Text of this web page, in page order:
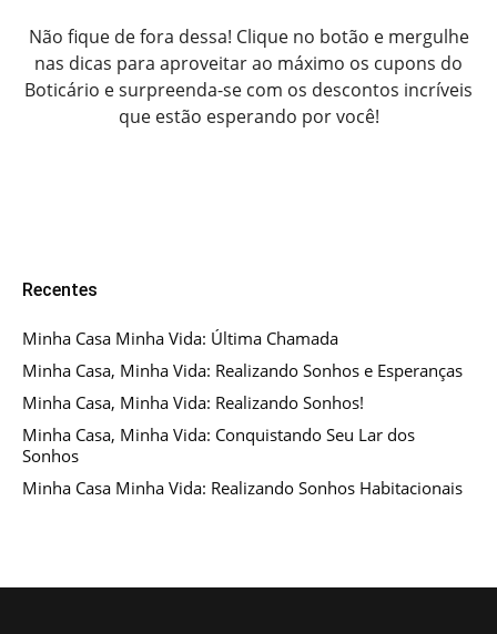
Não fique de fora dessa! Clique no botão e mergulhe
nas dicas para aproveitar ao máximo os cupons do
Boticário e surpreenda-se com os descontos incríveis
que estão esperando por você!
Recentes
Minha Casa Minha Vida: Última Chamada
Minha Casa, Minha Vida: Realizando Sonhos e Esperanças
Minha Casa, Minha Vida: Realizando Sonhos!
Minha Casa, Minha Vida: Conquistando Seu Lar dos
Sonhos
Minha Casa Minha Vida: Realizando Sonhos Habitacionais